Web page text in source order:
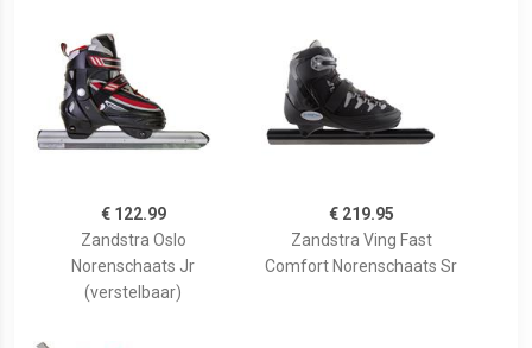
€ 122.99
Zandstra Oslo
Norenschaats Jr
(verstelbaar)
€ 219.95
Zandstra Ving Fast
Comfort Norenschaats Sr